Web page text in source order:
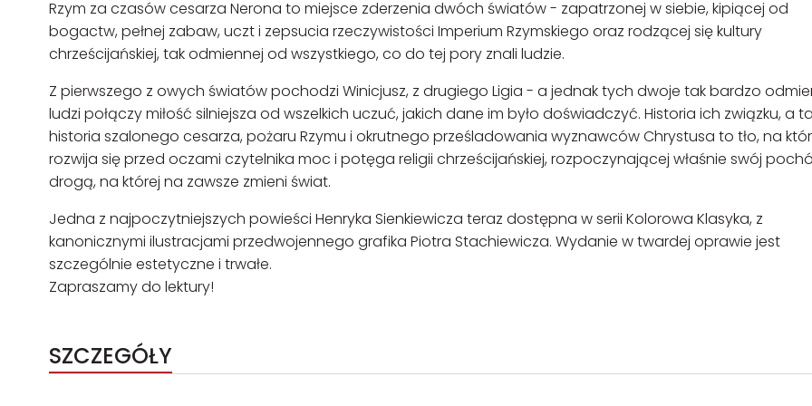
Rzym za czasów cesarza Nerona to miejsce zderzenia dwóch światów - zapatrzonej w siebie, kipiącej od
bogactw, pełnej zabaw, uczt i zepsucia rzeczywistości Imperium Rzymskiego oraz rodzącej się kultury
chrześcijańskiej, tak odmiennej od wszystkiego, co do tej pory znali ludzie.
Z pierwszego z owych światów pochodzi Winicjusz, z drugiego Ligia - a jednak tych dwoje tak bardzo
ludzi połączy miłość silniejsza od wszelkich uczuć, jakich dane im było doświadczyć. Historia ich związku, a
historia szalonego cesarza, pożaru Rzymu i okrutnego prześladowania wyznawców Chrystusa to tło, na
rozwija się przed oczami czytelnika moc i potęga religii chrześcijańskiej, rozpoczynającej właśnie swój
drogą, na której na zawsze zmieni świat.
Jedna z najpoczytniejszych powieści Henryka Sienkiewicza teraz dostępna w serii Kolorowa Klasyka, z
kanonicznymi ilustracjami przedwojennego grafika Piotra Stachiewicza. Wydanie w twardej oprawie jest
szczególnie estetyczne i trwałe.
Zapraszamy do lektury!
SZCZEGÓŁY